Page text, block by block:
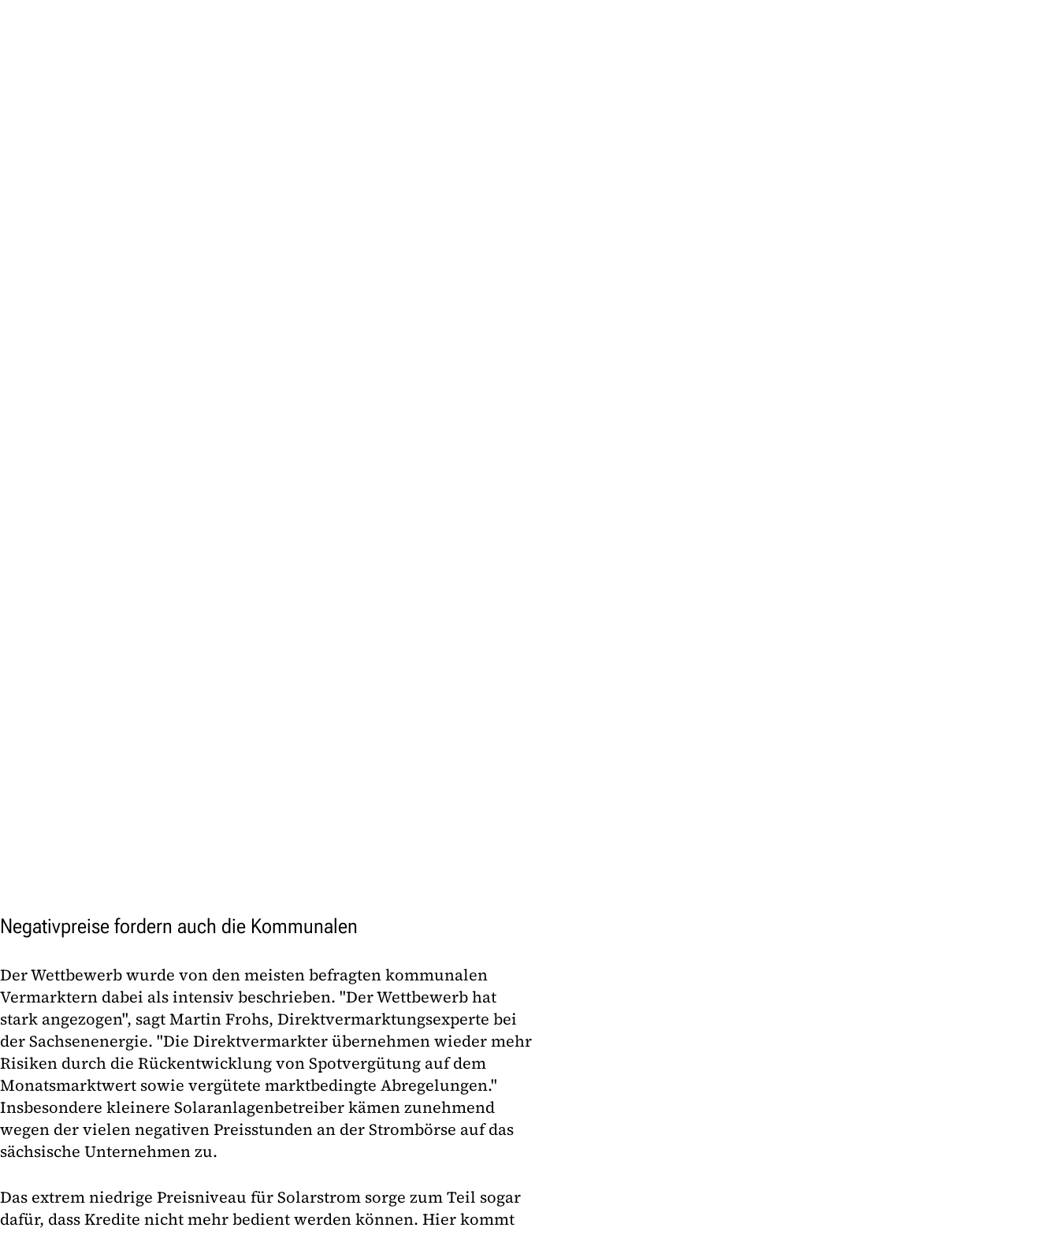
Negativpreise fordern auch die Kommunalen
Der Wettbewerb wurde von den meisten befragten kommunalen
Vermarktern dabei als intensiv beschrieben. "Der Wettbewerb hat
stark angezogen", sagt Martin Frohs, Direktvermarktungsexperte bei
der Sachsenenergie. "Die Direktvermarkter übernehmen wieder mehr
Risiken durch die Rückentwicklung von Spotvergütung auf dem
Monatsmarktwert sowie vergütete marktbedingte Abregelungen."
Insbesondere kleinere Solaranlagenbetreiber kämen zunehmend
wegen der vielen negativen Preisstunden an der Strombörse auf das
sächsische Unternehmen zu.
Das extrem niedrige Preisniveau für Solarstrom sorge zum Teil sogar
dafür, dass Kredite nicht mehr bedient werden können. Hier kommt